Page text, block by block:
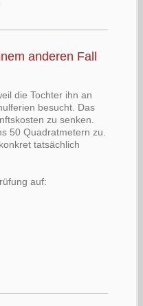
anderen Fall
die Tochter ihn an
besucht. Das
zu senken.
50 Quadratmetern zu.
tatsächlich
auf: